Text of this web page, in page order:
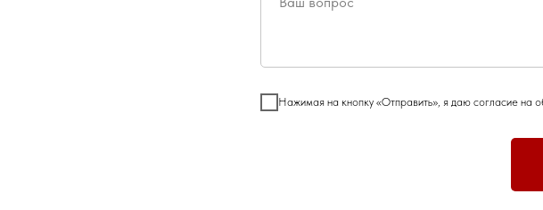
Нажимая на кнопку «Отправить», я даю согласие на